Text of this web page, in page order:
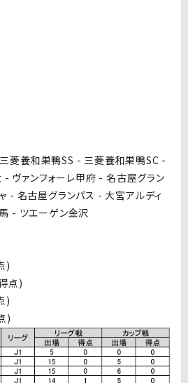
菱養和巣鴨SS - 三菱養和巣鴨SC -
ヴァンフォーレ甲府 - 名古屋グラン
- 名古屋グランパス - 大宮アルディ
- ツエーゲン金沢
)
点)
)
)